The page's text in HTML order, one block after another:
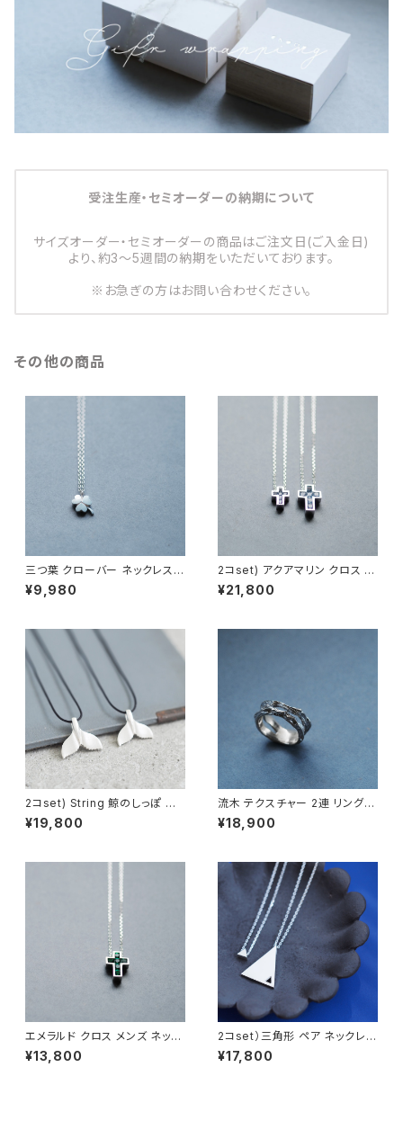
受注生産・セミオーダーの納期について
サイズオーダー・セミオーダーの商品はご注文日(ご入金日)
より、約3～5週間の納期をいただいております。
※お急ぎの方はお問い合わせください。
その他の商品
三つ葉 クローバー ネックレス
シルバー925 メンズ ユニセック
ス
¥9,980
2コset) アクアマリン クロス ペ
ア ネックレス シルバー925
¥21,800
2コset) String 鯨のしっぽ ペ
ア ネックレス シルバー925
¥19,800
流木 テクスチャー 2連 リング
シルバー925 メンズ ユニセック
ス
¥18,900
エメラルド クロス メンズ ネック
レス シルバー925
¥13,800
2コset）三角形 ペア ネックレス
シルバー925
¥17,800